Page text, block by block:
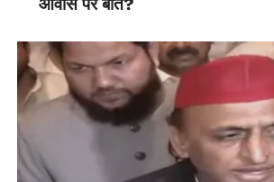
आवास पर बात?